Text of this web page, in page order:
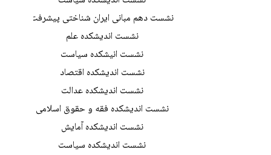
نشست دهم مبانی ایران شناختی پیشرفت
نشست اندیشکده علم
نشست انیشکده سیاست
نشست اندیشکده اقتصاد
نشست اندیشکده عدالت
نشست اندیشکده فقه و حقوق اسلامی
نشست اندیشکده آمایش
نشست اندیشکده سیاست